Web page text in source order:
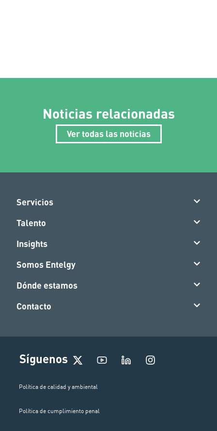
Noticias relacionadas
Ver todas las noticias
Servicios
Talento
Insights
Somos Entelgy
Dónde estamos
Contacto
Síguenos
I
n
Política de calidad y ambiental
Política de cumplimiento penal